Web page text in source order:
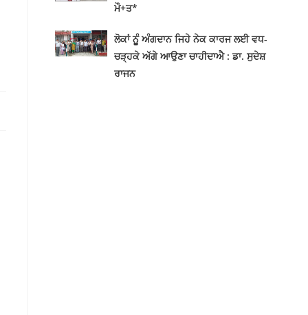
ਮੌ+ਤ*
ਲੋਕਾਂ ਨੂੂੰ ਅੰਗਦਾਨ ਜਿਹੇ ਨੇਕ ਕਾਰਜ ਲਈ ਵਧ-
ਚੜ੍ਹਕੇ ਅੱਗੇ ਆਉਣਾ ਚਾਹੀਦਾਐ : ਡਾ. ਸੁਦੇਸ਼
ਰਾਜਨ